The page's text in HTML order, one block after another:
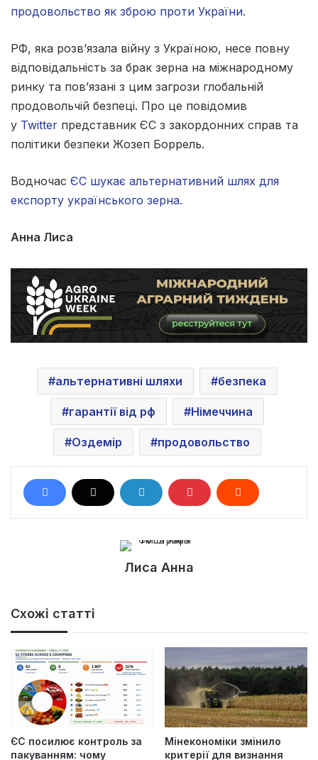
продовольство як зброю проти України.
РФ, яка розв’язала війну з Україною, несе повну
відповідальність за брак зерна на міжнародному
ринку та пов’язані з цим загрози глобальній
продовольчій безпеці. Про це повідомив
у Twitter представник ЄС з закордонних справ та
політики безпеки Жозеп Боррель.
Водночас ЄС шукає альтернативний шлях для
експорту українського зерна.
Анна Лиса
альтернативні шляхи безпека
гарантії від рф Німеччина
Оздемір продовольство
Лиса Анна
Схожі статті
ЄС посилює контроль за
пакуванням: чому
Мінекономіки змінило
критерії для визнання